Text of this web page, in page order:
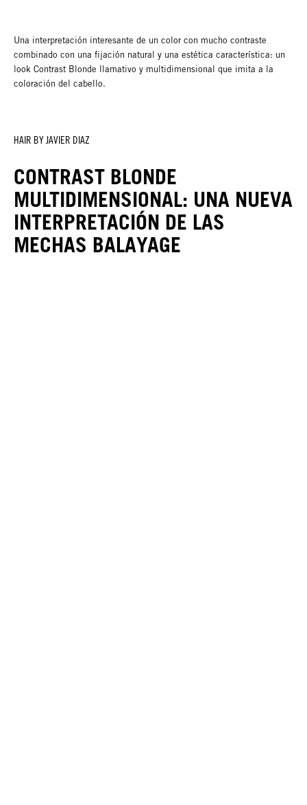
Una interpretación interesante de un color con mucho contraste
combinado con una fijación natural y una estética característica: un
look Contrast Blonde llamativo y multidimensional que imita a la
coloración del cabello.
HAIR BY JAVIER DIAZ
CONTRAST BLONDE
MULTIDIMENSIONAL: UNA NUEVA
INTERPRETACIÓN DE LAS
MECHAS BALAYAGE